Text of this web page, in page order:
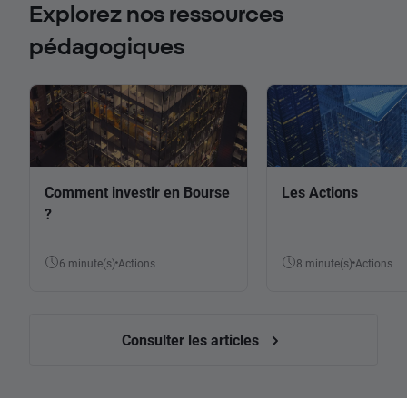
Explorez nos ressources
pédagogiques
Comment investir en Bourse
?
6 minute(s) Actions
Les Actions
8 minute(s) Actions
Consulter les articles